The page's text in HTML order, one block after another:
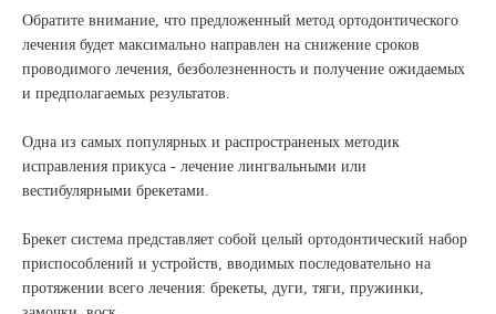
Обратите внимание, что предложенный метод ортодонтического
лечения будет максимально направлен на снижение сроков
проводимого лечения, безболезненность и получение ожидаемых
и предполагаемых результатов.
Одна из самых популярных и распространеных методик
исправления прикуса - лечение лингвальными или
вестибулярными брекетами.
Брекет система представляет собой целый ортодонтический набор
приспособлений и устройств, вводимых последовательно на
протяжении всего лечения: брекеты, дуги, тяги, пружинки,